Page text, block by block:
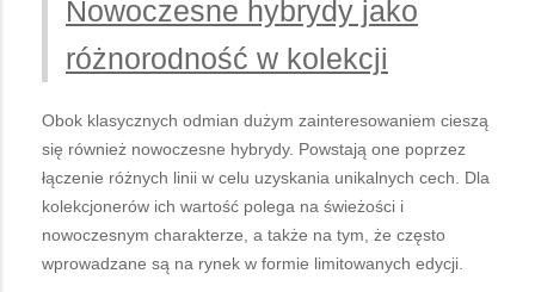
Nowoczesne hybrydy jako
różnorodność w kolekcji
Obok klasycznych odmian dużym zainteresowaniem cieszą
się również nowoczesne hybrydy. Powstają one poprzez
łączenie różnych linii w celu uzyskania unikalnych cech. Dla
kolekcjonerów ich wartość polega na świeżości i
nowoczesnym charakterze, a także na tym, że często
wprowadzane są na rynek w formie limitowanych edycji.